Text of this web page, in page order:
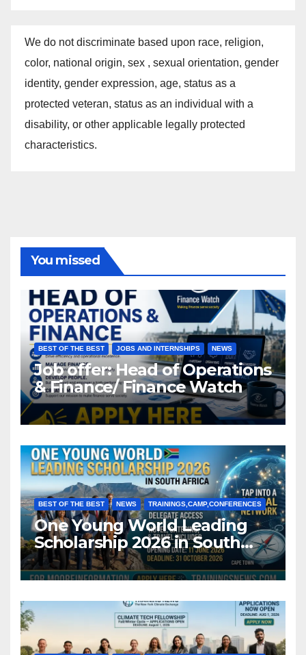
We do not discriminate based upon race, religion,
color, national origin, sex , sexual orientation, gender
identity, gender expression, age, status as a
protected veteran, status as an individual with a
disability, or other applicable legally protected
characteristics.
You missed
BEST OF THE BEST JOBS AND INTERNSHIPS NEWS
Job offer: Head of Operations
& Finance/ Finance Watch
BEST OF THE BEST NEWS TRAININGS,CAMP,CONFERENCES
One Young World Leading
Scholarship 2026 in South
Africa (Fully Funded)